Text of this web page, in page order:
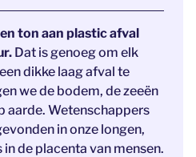
ton aan plastic afval
Dat is genoeg om elk
dikke laag afval te
we de bodem, de zeeën
aarde. Wetenschappers
in onze longen,
in de placenta van mensen.